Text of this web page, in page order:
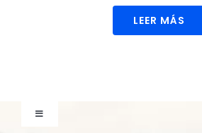
LEER MÁS
Toggle